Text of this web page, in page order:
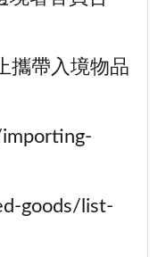
攜帶入境物品
goods/list-